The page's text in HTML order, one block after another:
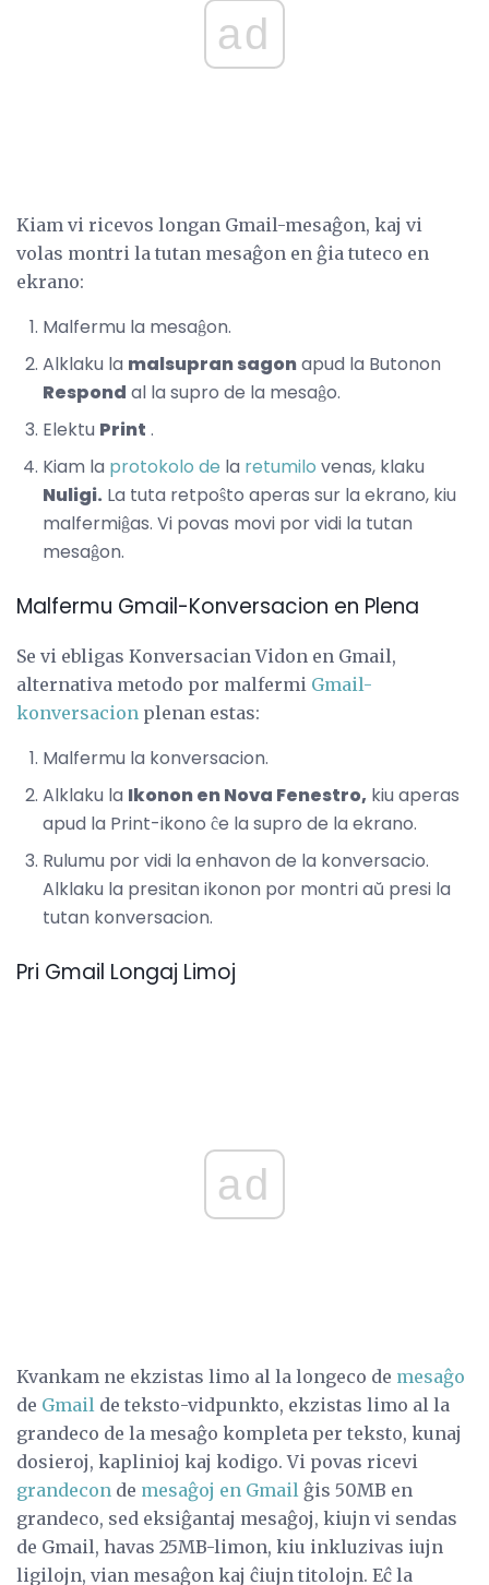
ad
Kiam vi ricevos longan Gmail-mesaĝon, kaj vi
volas montri la tutan mesaĝon en ĝia tuteco en
ekrano:
Malfermu la mesaĝon.
Alklaku la malsupran sagonapud la Butonon
Respond al la supro de la mesaĝo.
Elektu Print .
Kiam la protokolo de la retumilo venas, klaku
Nuligi. La tuta retpoŝto aperas sur la ekrano, kiu
malfermiĝas. Vi povas movi por vidi la tutan
mesaĝon.
Malfermu Gmail-Konversacion en Plena
Se vi ebligas Konversacian Vidon en Gmail,
alternativa metodo por malfermi Gmail-
konversacion plenan estas:
Malfermu la konversacion.
Alklaku la Ikonon en Nova Fenestro, kiu aperas
apud la Print-ikono ĉe la supro de la ekrano.
Rulumu por vidi la enhavon de la konversacio.
Alklaku la presitan ikonon por montri aŭ presi la
tutan konversacion.
Pri Gmail Longaj Limoj
ad
Kvankam ne ekzistas limo al la longeco de mesaĝo
de Gmail de teksto-vidpunkto, ekzistas limo al la
grandeco de la mesaĝo kompleta per teksto, kunaj
dosieroj, kaplinioj kaj kodigo. Vi povas ricevi
grandecon de mesaĝoj en Gmail ĝis 50MB en
grandeco, sed eksiĝantaj mesaĝoj, kiujn vi sendas
de Gmail, havas 25MB-limon, kiu inkluzivas iujn
ligilojn, vian mesaĝon kaj ĉiujn titolojn. Eĉ la